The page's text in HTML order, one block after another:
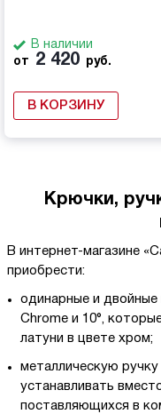
В наличии
от
2 420 руб.
В КОРЗИНУ
Крючки,
В интернет-магазине
приобрести:
одинарные и
Chrome и 10°,
латуни в цвете хром;
металлическую
устанавливать
поставляющихся в